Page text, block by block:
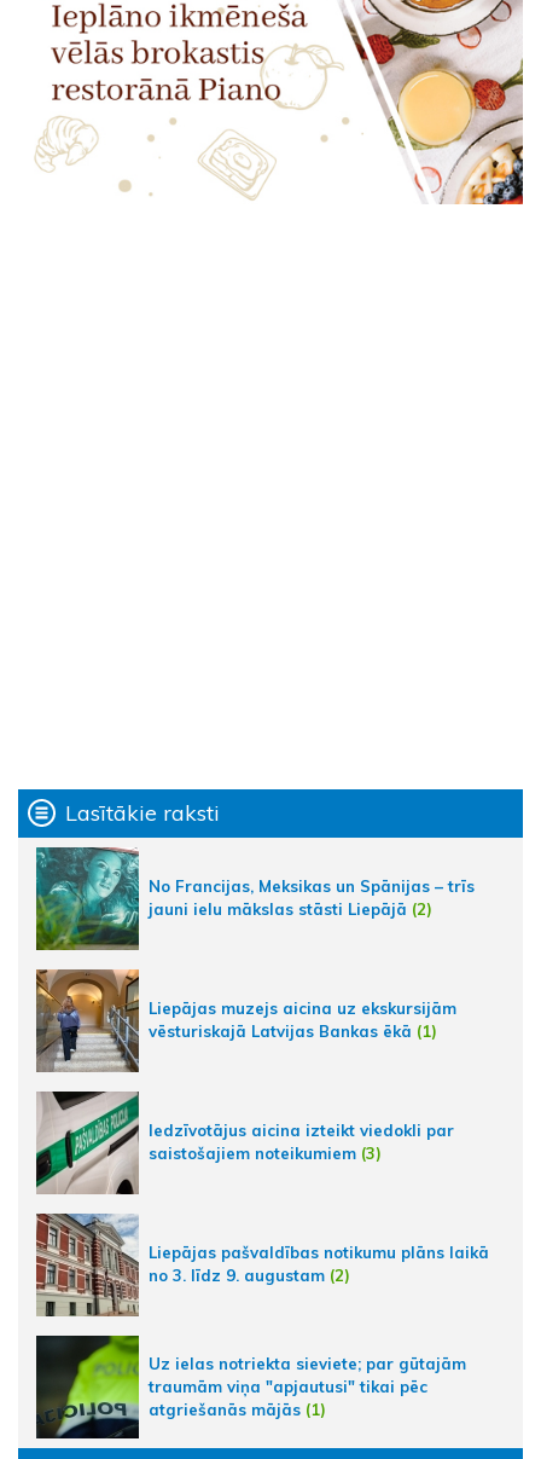
Lasītākie raksti
No Francijas, Meksikas un Spānijas – trīs
jauni ielu mākslas stāsti Liepājā (2)
Liepājas muzejs aicina uz ekskursijām
vēsturiskajā Latvijas Bankas ēkā (1)
Iedzīvotājus aicina izteikt viedokli par
saistošajiem noteikumiem (3)
Liepājas pašvaldības notikumu plāns laikā
no 3. līdz 9. augustam (2)
Uz ielas notriekta sieviete; par gūtajām
traumām viņa "apjautusi" tikai pēc
atgriešanās mājās (1)